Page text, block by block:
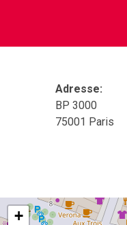
Adresse:
BP 3000
75001 Paris
+